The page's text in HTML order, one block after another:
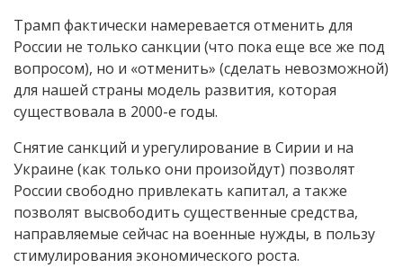
Трамп фактически намеревается отменить для
России не только санкции (что пока еще все же под
вопросом), но и «отменить» (сделать невозможной)
для нашей страны модель развития, которая
существовала в 2000-е годы.
Снятие санкций и урегулирование в Сирии и на
Украине (как только они произойдут) позволят
России свободно привлекать капитал, а также
позволят высвободить существенные средства,
направляемые сейчас на военные нужды, в пользу
стимулирования экономического роста.